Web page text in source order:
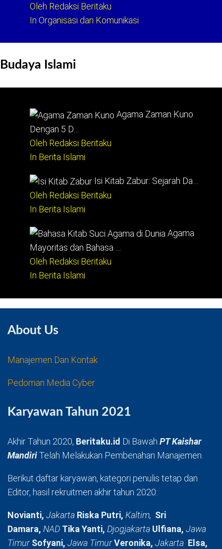
Oleh Redaksi Beritaku
In Organisasi dan Komunikasi
Budaya Islami
Agama Zaman Kuno
Dengan 5 D…
Oleh Redaksi Beritaku
In Berita Islami
Isi Kitab Zabur: Sejarah Da…
Oleh Redaksi Beritaku
In Berita Islami
Agama
Mayoritas dan Bahasa …
Oleh Redaksi Beritaku
In Berita Islami
About Us
Manajemen Dan Kontak
Pedoman Media Cyber
Karyawan Tahun 2021
Akhir Tahun 2020, Beritaku.id Di Bawah PT Kaishar
MandiriTelah Melakukan Pembenahan Manajemen.
Berikut daftar karyawan, kategori penulis tetap dan
Editor, hasil rekruitmen akhir tahun 2020:
Novianti, Jakarta Riska Putri, Kaltim, Sri
Damara, NAD Tika Yanti, Djogjakarta Ulfiana, Jawa
TimurSofyani, Jawa TimurVeronika, Jakarta Elsa,